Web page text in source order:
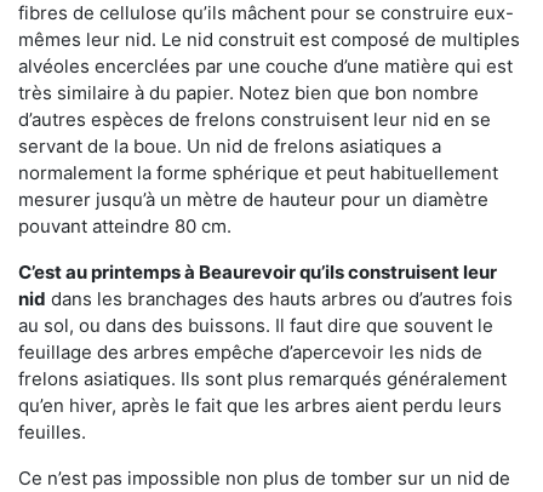
fibres de cellulose qu’ils mâchent pour se construire eux-
mêmes leur nid. Le nid construit est composé de multiples
alvéoles encerclées par une couche d’une matière qui est
très similaire à du papier. Notez bien que bon nombre
d’autres espèces de frelons construisent leur nid en se
servant de la boue. Un nid de frelons asiatiques a
normalement la forme sphérique et peut habituellement
mesurer jusqu’à un mètre de hauteur pour un diamètre
pouvant atteindre 80 cm.
C’est au printemps à Beaurevoir qu’ils construisent leur
nid dans les branchages des hauts arbres ou d’autres fois
au sol, ou dans des buissons. Il faut dire que souvent le
feuillage des arbres empêche d’apercevoir les nids de
frelons asiatiques. Ils sont plus remarqués généralement
qu’en hiver, après le fait que les arbres aient perdu leurs
feuilles.
Ce n’est pas impossible non plus de tomber sur un nid de